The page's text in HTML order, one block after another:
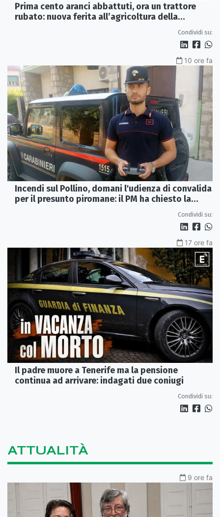
Prima cento aranci abbattuti, ora un trattore
rubato: nuova ferita all’agricoltura della
Condividi su:
10 ore fa
Incendi sul Pollino, domani l'udienza di convalida
per il presunto piromane: il PM ha chiesto la
Condividi su:
17 ore fa
Il padre muore a Tenerife ma la pensione
continua ad arrivare: indagati due coniugi
Condividi su:
ATTUALITÀ
9 ore fa